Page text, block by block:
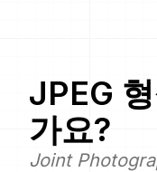
JPEG
가요?
Joint